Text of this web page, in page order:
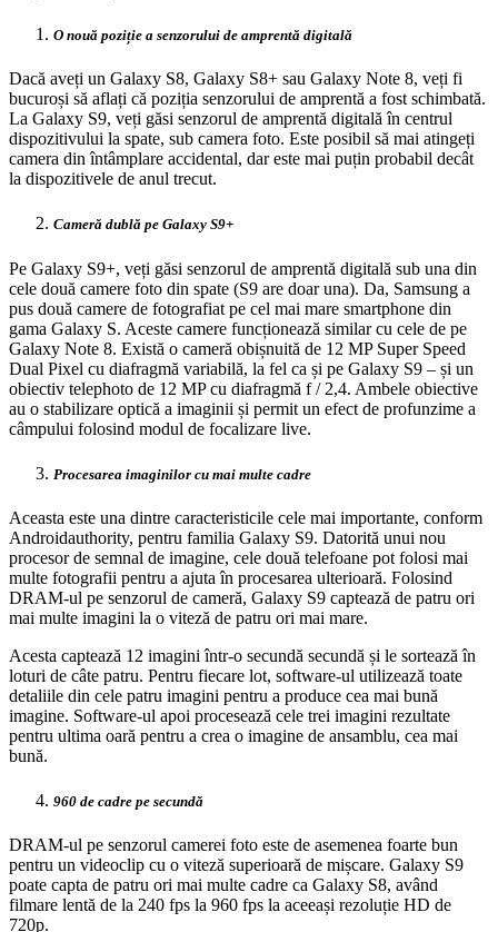
O nouă poziție a senzorului de amprentă digitală
Dacă aveți un Galaxy S8, Galaxy S8+ sau Galaxy Note 8, veți fi
bucuroși să aflați că poziția senzorului de amprentă a fost schimbată.
La Galaxy S9, veți găsi senzorul de amprentă digitală în centrul
dispozitivului la spate, sub camera foto. Este posibil să mai atingeți
camera din întâmplare accidental, dar este mai puțin probabil decât
la dispozitivele de anul trecut.
Cameră dublă pe Galaxy S9+
Pe Galaxy S9+, veți găsi senzorul de amprentă digitală sub una din
cele două camere foto din spate (S9 are doar una). Da, Samsung a
pus două camere de fotografiat pe cel mai mare smartphone din
gama Galaxy S. Aceste camere funcționează similar cu cele de pe
Galaxy Note 8. Există o cameră obișnuită de 12 MP Super Speed
Dual Pixel cu diafragmă variabilă, la fel ca și pe Galaxy S9 – și un
obiectiv telephoto de 12 MP cu diafragmă f / 2,4. Ambele obiective
au o stabilizare optică a imaginii și permit un efect de profunzime a
câmpului folosind modul de focalizare live.
Procesarea imaginilor cu mai multe cadre
Aceasta este una dintre caracteristicile cele mai importante, conform
Androidauthority, pentru familia Galaxy S9. Datorită unui nou
procesor de semnal de imagine, cele două telefoane pot folosi mai
multe fotografii pentru a ajuta în procesarea ulterioară. Folosind
DRAM-ul pe senzorul de cameră, Galaxy S9 captează de patru ori
mai multe imagini la o viteză de patru ori mai mare.
Acesta captează 12 imagini într-o secundă secundă și le sortează în
loturi de câte patru. Pentru fiecare lot, software-ul utilizează toate
detaliile din cele patru imagini pentru a produce cea mai bună
imagine. Software-ul apoi procesează cele trei imagini rezultate
pentru ultima oară pentru a crea o imagine de ansamblu, cea mai
bună.
960 de cadre pe secundă
DRAM-ul pe senzorul camerei foto este de asemenea foarte bun
pentru un videoclip cu o viteză superioară de mișcare. Galaxy S9
poate capta de patru ori mai multe cadre ca Galaxy S8, având
filmare lentă de la 240 fps la 960 fps la aceeași rezoluție HD de
720p.